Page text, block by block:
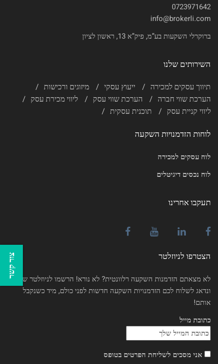
0723971642
info@brokerli.com
ברוקרלי השקעות בע”מ, פיק”א 13, ראשון לציון
השירותים שלנו
תיווך עסקים למכירה ייעוץ עסקי
מיזוגים ורכישות
הערכת שווי חברה
הערכת שווי עסק
ליווי מכירת עסק
ליווי קניית עסק
תוכנית עסקית
לוחות הזדמנויות השקעה
לוח עסקים למכירה
לוח נכסים דיגיטלים
תעקבו אחרינו
הצטרפו לניוזלטר
לא מצאתם הזדמנות השקעה רלוונטית? לא נורא! הרשמו לניוזלטר שלנו
ונדאג לשלוח לכם הזדמנויות השקעה חדשות לפני כולם, מיד כשנקבל
אותם!
כתובת מייל
אני מסכים לשליחת הפרטים בטופס
צור קשר